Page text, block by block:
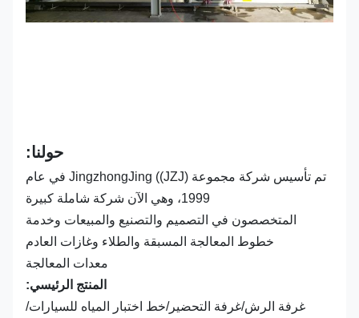
حولنا:
تم تأسيس شركة مجموعة JingzhongJing ((JZJ) في عام
1999، وهي الآن شركة شاملة كبيرة
المتخصصون في التصميم والتصنيع والمبيعات وخدمة
خطوط المعالجة المسبقة والطلاء وغازات العادم
معدات المعالجة
المنتج الرئيسي:
غرفة الرش/غرفة التحضير/خط اختبار المياه للسيارات/